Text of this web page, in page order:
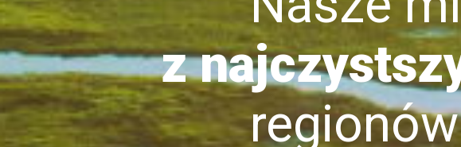
z
regionów